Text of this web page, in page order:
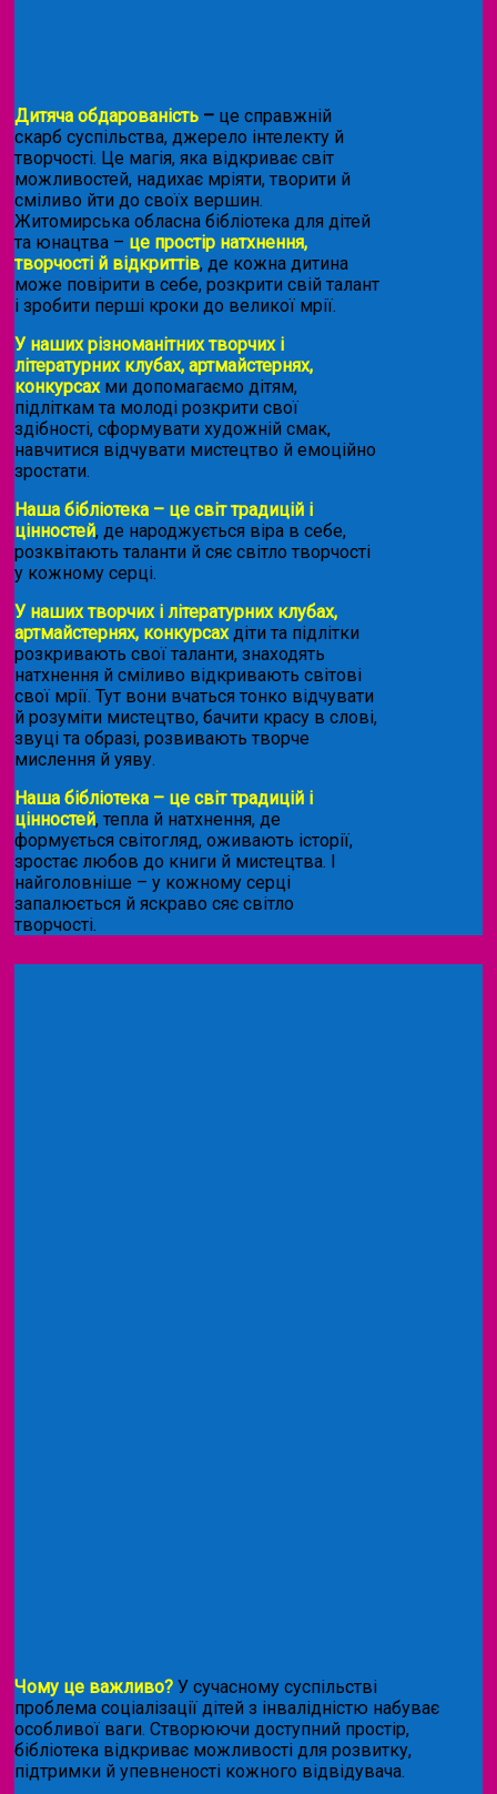
Дитяча обдарованість – це справжній
скарб суспільства, джерело інтелекту й
творчості. Це магія, яка відкриває світ
можливостей, надихає мріяти, творити й
сміливо йти до своїх вершин.
Житомирська обласна бібліотека для дітей
та юнацтва – це простір натхнення,
творчості й відкриттів, де кожна дитина
може повірити в себе, розкрити свій талант
і зробити перші кроки до великої мрії.
У наших різноманітних творчих і
літературних клубах, артмайстернях,
конкурсахми допомагаємо дітям,
підліткам та молоді розкрити свої
здібності, сформувати художній смак,
навчитися відчувати мистецтво й емоційно
зростати.
Наша бібліотека – це світ традицій і
цінностей, де народжується віра в себе,
розквітають таланти й сяє світло творчості
у кожному серці.
У наших творчих і літературних клубах,
артмайстернях, конкурсахдіти та підлітки
розкривають свої таланти, знаходять
натхнення й сміливо відкривають світові
свої мрії. Тут вони вчаться тонко відчувати
й розуміти мистецтво, бачити красу в слові,
звуці та образі, розвивають творче
мислення й уяву.
Наша бібліотека – це світ традицій і
цінностей, тепла й натхнення, де
формується світогляд, оживають історії,
зростає любов до книги й мистецтва. І
найголовніше – у кожному серці
запалюється й яскраво сяє світло
творчості.
Чому це важливо? У сучасному суспільстві
проблема соціалізації дітей з інвалідністю набуває
особливої ваги. Створюючи доступний простір,
бібліотека відкриває можливості для розвитку,
підтримки й упевненості кожного відвідувача.